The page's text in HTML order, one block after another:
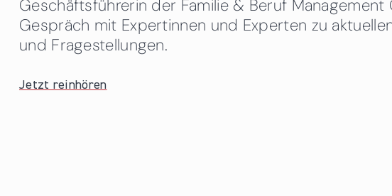
Geschäftsführerin der Familie & Beruf Management
Gespräch mit Expertinnen und Experten zu
und Fragestellungen.
Jetzt reinhören